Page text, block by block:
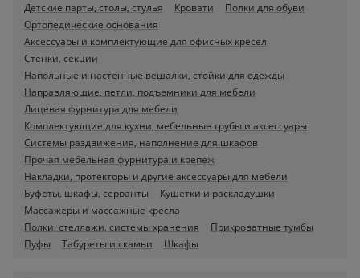
Детские парты, столы, стулья
Кровати
Полки для обуви
Ортопедические основания
Аксессуары и комплектующие для офисных кресел
Стенки, секции
Напольные и настенные вешалки, стойки для одежды
Направляющие, петли, подъемники для мебели
Лицевая фурнитура для мебели
Комплектующие для кухни, мебельные трубы и аксессуары
Системы раздвижения, наполнение для шкафов
Прочая мебельная фурнитура и крепеж
Накладки, протекторы и другие аксессуары для мебели
Буфеты, шкафы, серванты
Кушетки и раскладушки
Массажеры и массажные кресла
Полки, стеллажи, системы хранения
Прикроватные тумбы
Пуфы
Табуреты и скамьи Шкафы